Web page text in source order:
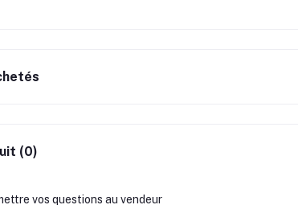
(0)
vos questions au vendeur